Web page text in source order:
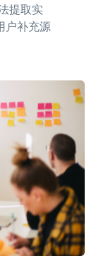
提取实
户补充源